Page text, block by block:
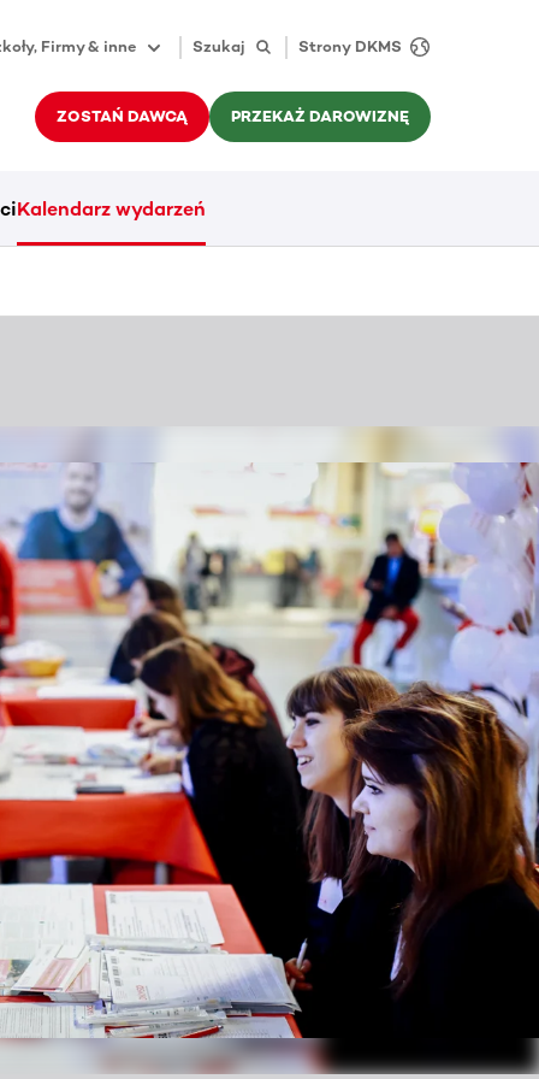
Firmy & inne Szukaj Strony DKMS
ZOSTAŃ DAWCĄ PRZEKAŻ DAROWIZNĘ
Kalendarz wydarzeń